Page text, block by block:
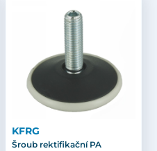
KFRG
Šroub rektifikační PA